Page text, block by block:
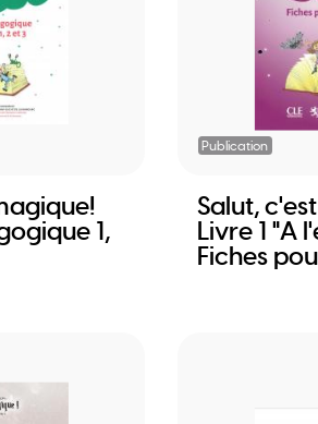
1,
Publication
Salut,
Livre 1 "A
Fiches